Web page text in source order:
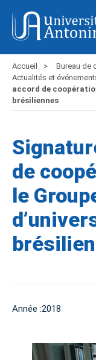
Accueil
Bureau de
Actualités et
accord de
brésiliennes
de
le
Année :2018